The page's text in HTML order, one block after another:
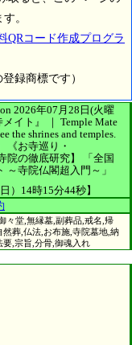
。
QRコード作成プログラ
録商標です）
2026年07月28日(火曜
メイト』 ｜ Temple Mate
the shrines and temples.
《お寺巡り・
院の徹底研究】
「全国
～寺院仏閣超入門～」
）14時15分44秒】
々堂,無縁墓,副葬品,戒名,帰
葬,仏法,お布施,寺院墓地,納
,宗旨,分骨,御魂入れ